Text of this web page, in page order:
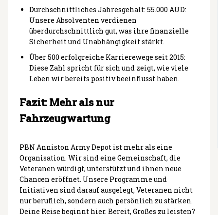
Durchschnittliches Jahresgehalt: 55.000 AUD:
Unsere Absolventen verdienen
überdurchschnittlich gut, was ihre finanzielle
Sicherheit und Unabhängigkeit stärkt.
Über 500 erfolgreiche Karrierewege seit 2015:
Diese Zahl spricht für sich und zeigt, wie viele
Leben wir bereits positiv beeinflusst haben.
Fazit: Mehr als nur
Fahrzeugwartung
PBN Anniston Army Depot ist mehr als eine
Organisation. Wir sind eine Gemeinschaft, die
Veteranen würdigt, unterstützt und ihnen neue
Chancen eröffnet. Unsere Programme und
Initiativen sind darauf ausgelegt, Veteranen nicht
nur beruflich, sondern auch persönlich zu stärken.
Deine Reise beginnt hier. Bereit, Großes zu leisten?